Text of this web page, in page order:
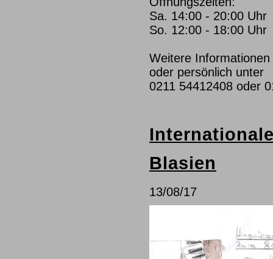
Sa. 14:00 - 20:00 Uhr
So. 12:00 - 18:00 Uhr
Weitere
oder persönlich unter
0211 54412408 oder
Blasien
13/08/17